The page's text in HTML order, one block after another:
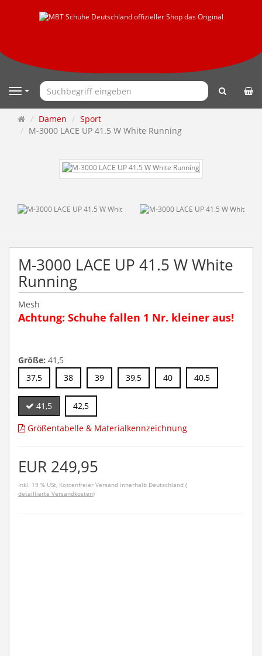
Navigation Suchen
Startseite
Damen
Sport
M-3000 LACE UP 41.5 W White Running
M-3000 LACE UP 41.5 W White
Running
Mesh
Achtung: Schuhe fallen 1 Nr. kleiner aus!
Größe: 41,5
37,5
38 39 39,5 40 40,5
41,5
42,5
Größentabelle & Materialkennzeichnung
EUR 249,95
inkl. 19 % USt, Kostenfreier Versand innerhalb Deutschland (
detaillierte Versandkosten)